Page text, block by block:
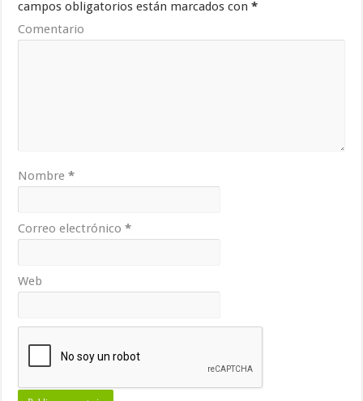
campos obligatorios están marcados con*
Comentario
Nombre*
Correo electrónico*
Web